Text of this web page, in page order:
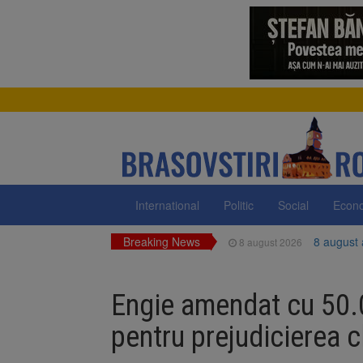
International Politic Social
Breaking News 8 august 2026 8 august
8 august 2026
8 august 2026
Engie amendat cu
pentru prejudicierea